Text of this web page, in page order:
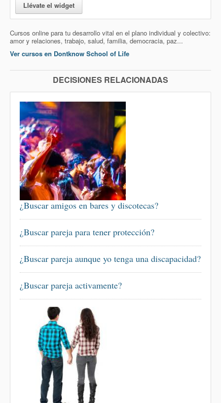
Llévate el widget
Cursos online para tu desarrollo vital en el plano individual y colectivo:
amor y relaciones, trabajo, salud, familia, democracia, paz...
Ver cursos en Dontknow School of Life
DECISIONES RELACIONADAS
¿Buscar amigos en bares y discotecas?
¿Buscar pareja para tener protección?
¿Buscar pareja aunque yo tenga una discapacidad?
¿Buscar pareja activamente?